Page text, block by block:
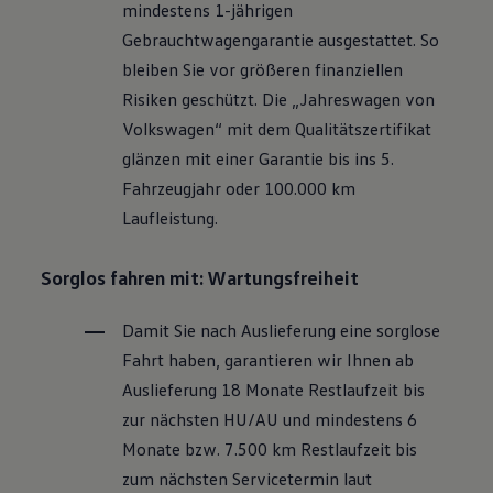
Motorenöl und Flüssigkeiten
Räder und Reifen
Pannen- und Unfallhilfe
Economy Service
Volkswagen Teile
Modellspezifisches Zubehör
Schutz und Pflege
Entertainment und Elektronik
Individualisieren
Wallbox und Ladekabel
Dienste für Ihr Modell finden
Volkswagen Apps, Login und Shop
Updates für Software, Karten und Radio
Über Ihr Auto
Vorgängermodelle
Kundeninformationen
Volkswagen Kundenbetreuung
Warn- und Kontrollleuchten
Assistenzsysteme
Digitale Betriebsanleitung
mindestens 1-jährigen
Gebrauchtwagengarantie ausgestattet. So
bleiben Sie vor größeren finanziellen
Risiken geschützt. Die „Jahreswagen von
Volkswagen“ mit dem Qualitätszertifikat
glänzen mit einer Garantie bis ins 5.
Fahrzeugjahr oder 100.000 km
Laufleistung.
Sorglos fahren mit: Wartungsfreiheit
Damit Sie nach Auslieferung eine sorglose
Fahrt haben, garantieren wir Ihnen ab
Auslieferung 18 Monate Restlaufzeit bis
zur nächsten HU/AU und mindestens 6
Monate bzw. 7.500 km Restlaufzeit bis
zum nächsten Servicetermin laut